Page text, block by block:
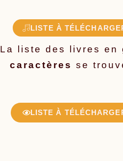
LISTE À
La liste des livres en
caractères se
LISTE À